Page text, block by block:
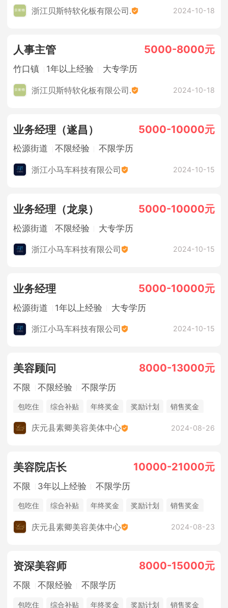
浙江贝斯特软化板有限公司. 2024-10-18
人事主管 5000-8000元
竹口镇 1年以上经验 大专学历
浙江贝斯特软化板有限公司. 2024-10-18
业务经理（遂昌） 5000-10000元
松源街道 不限经验 不限学历
浙江小马车科技有限公司 2024-10-15
业务经理（龙泉） 5000-10000元
松源街道 不限经验 大专学历
浙江小马车科技有限公司 2024-10-15
业务经理 5000-10000元
松源街道 1年以上经验 大专学历
浙江小马车科技有限公司 2024-10-15
美容顾问 8000-13000元
不限 不限经验 不限学历
包吃住 综合补贴 年终奖金 奖励计划
销售奖金
休假制度
庆元县素卿美容美体中心 2024-08-26
美容院店长 10000-21000元
不限 3年以上经验 不限学历
包吃住 综合补贴 年终奖金 奖励计划
销售奖金
休假制度
庆元县素卿美容美体中心 2024-08-23
资深美容师 8000-15000元
不限 不限经验 不限学历
包吃住 综合补贴 年终奖金 奖励计划 销售奖金